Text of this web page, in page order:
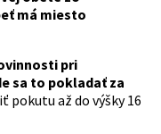
má miesto
pri
sa to pokladať za
pokutu až do výšky 16